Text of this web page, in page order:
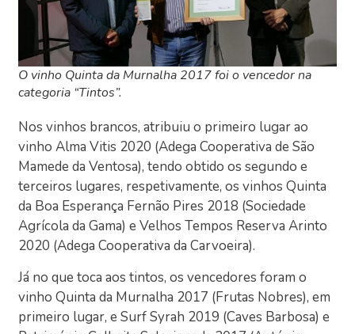
O vinho Quinta da Murnalha 2017 foi o vencedor na
categoria “Tintos”.
Nos vinhos brancos, atribuiu o primeiro lugar ao
vinho Alma Vitis 2020 (Adega Cooperativa de São
Mamede da Ventosa), tendo obtido os segundo e
terceiros lugares, respetivamente, os vinhos Quinta
da Boa Esperança Fernão Pires 2018 (Sociedade
Agrícola da Gama) e Velhos Tempos Reserva Arinto
2020 (Adega Cooperativa da Carvoeira).
Já no que toca aos tintos, os vencedores foram o
vinho Quinta da Murnalha 2017 (Frutas Nobres), em
primeiro lugar, e Surf Syrah 2019 (Caves Barbosa) e